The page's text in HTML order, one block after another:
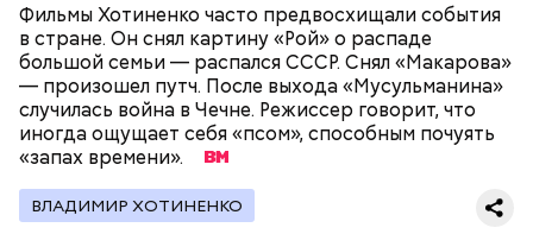
Фильмы Хотиненко часто предвосхищали события
в стране. Он снял картину «Рой» о распаде
большой семьи — распался СССР. Снял «Макарова»
— произошел путч. После выхода «Мусульманина»
случилась война в Чечне. Режиссер говорит, что
иногда ощущает себя «псом», способным почуять
«запах времени».
ВЛАДИМИР ХОТИНЕНКО